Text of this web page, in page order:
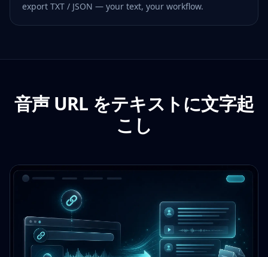
export TXT / JSON — your text, your workflow.
音声 URL をテキストに文字起
こし